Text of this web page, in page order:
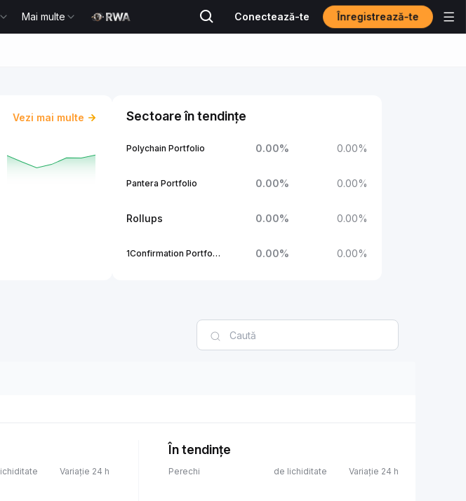
Mai multe Conectează-te Înregistrează-te
Vezi mai multe Sectoare în tendințe
Polychain Portfolio 0.00% 0.00%
Pantera Portfolio 0.00% 0.00%
Rollups 0.00% 0.00%
1Confirmation Portfolio 0.00% 0.00%
Variație 24 h
În tendințe
Perechi de lichiditate Variație 24 h